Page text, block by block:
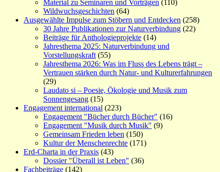
Material zu Seminaren und Vorträgen (110)
Wildwuchsgeschichten (64)
Ausgewählte Impulse zum Stöbern und Entdecken (258)
30 Jahre Publikationen zur Naturverbindung (22)
Beiträge für Anthologieprojekte (14)
Jahresthema 2025: Naturverbindung und
Vorstellungskraft(55)
Jahresthema 2026: Was im Fluss des Lebens trägt –
Vertrauen stärken durch Natur- und Kulturerfahrungen
(29)
Laudato si – Poesie, Ökologie und Musik zum
Sonnengesang (15)
Engagement international (223)
Engagement "Bücher durch Bücher" (16)
Engagement "Musik durch Musik" (9)
Gemeinsam Frieden leben (150)
Kultur der Menschenrechte (171)
Erd-Charta in der Praxis (43)
Dossier "Überall ist Leben" (36)
Fachbeiträge (142)